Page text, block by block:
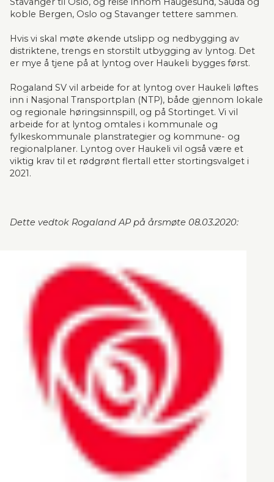
koble Bergen, Oslo og Stavanger tettere sammen.
Hvis vi skal møte økende utslipp og nedbygging av
distriktene, trengs en storstilt utbygging av lyntog. Det
er mye å tjene på at lyntog over Haukeli bygges først.
Rogaland SV vil arbeide for at lyntog over Haukeli løftes
inn i Nasjonal Transportplan (NTP), både gjennom lokale
og regionale høringsinnspill, og på Stortinget. Vi vil
arbeide for at lyntog omtales i kommunale og
fylkeskommunale planstrategier og kommune- og
regionalplaner. Lyntog over Haukeli vil også være et
viktig krav til et rødgrønt flertall etter stortingsvalget i
2021.
Dette vedtok Rogaland AP på årsmøte 08.03.2020: